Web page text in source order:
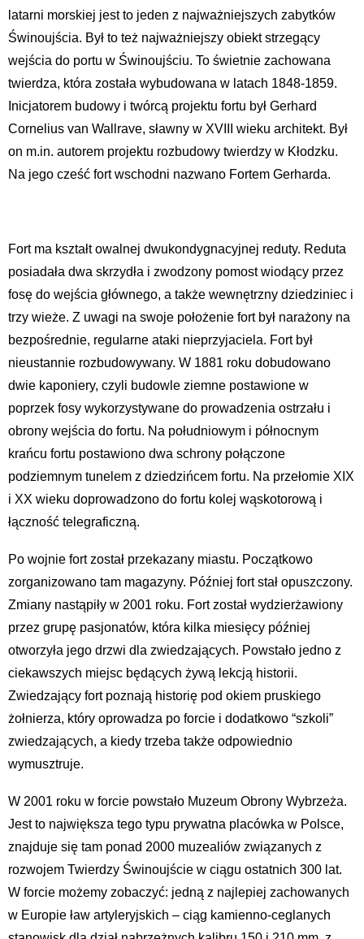
latarni morskiej jest to jeden z najważniejszych zabytków
Świnoujścia. Był to też najważniejszy obiekt strzegący
wejścia do portu w Świnoujściu. To świetnie zachowana
twierdza, która została wybudowana w latach 1848-1859.
Inicjatorem budowy i twórcą projektu fortu był Gerhard
Cornelius van Wallrave, sławny w XVIII wieku architekt. Był
on m.in. autorem projektu rozbudowy twierdzy w Kłodzku.
Na jego cześć fort wschodni nazwano Fortem Gerharda.
Fort ma kształt owalnej dwukondygnacyjnej reduty. Reduta
posiadała dwa skrzydła i zwodzony pomost wiodący przez
fosę do wejścia głównego, a także wewnętrzny dziedziniec i
trzy wieże. Z uwagi na swoje położenie fort był narażony na
bezpośrednie, regularne ataki nieprzyjaciela. Fort był
nieustannie rozbudowywany. W 1881 roku dobudowano
dwie kaponiery, czyli budowle ziemne postawione w
poprzek fosy wykorzystywane do prowadzenia ostrzału i
obrony wejścia do fortu. Na południowym i północnym
krańcu fortu postawiono dwa schrony połączone
podziemnym tunelem z dziedzińcem fortu. Na przełomie XIX
i XX wieku doprowadzono do fortu kolej wąskotorową i
łączność telegraficzną.
Po wojnie fort został przekazany miastu. Początkowo
zorganizowano tam magazyny. Później fort stał opuszczony.
Zmiany nastąpiły w 2001 roku. Fort został wydzierżawiony
przez grupę pasjonatów, która kilka miesięcy później
otworzyła jego drzwi dla zwiedzających. Powstało jedno z
ciekawszych miejsc będących żywą lekcją historii.
Zwiedzający fort poznają historię pod okiem pruskiego
żołnierza, który oprowadza po forcie i dodatkowo “szkoli”
zwiedzających, a kiedy trzeba także odpowiednio
wymusztruje.
W 2001 roku w forcie powstało Muzeum Obrony Wybrzeża.
Jest to największa tego typu prywatna placówka w Polsce,
znajduje się tam ponad 2000 muzealiów związanych z
rozwojem Twierdzy Świnoujście w ciągu ostatnich 300 lat.
W forcie możemy zobaczyć: jedną z najlepiej zachowanych
w Europie ław artyleryjskich – ciąg kamienno-ceglanych